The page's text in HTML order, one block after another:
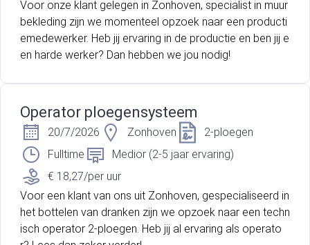
Voor onze klant gelegen in Zonhoven, specialist in muur
bekleding zijn we momenteel opzoek naar een producti
emedewerker. Heb jij ervaring in de productie en ben jij e
en harde werker? Dan hebben we jou nodig!
Operator ploegensysteem
20/7/2026 Zonhoven
2-ploegen
Fulltime
Medior (2-5 jaar ervaring)
€ 18,27/per uur
Voor een klant van ons uit Zonhoven, gespecialiseerd in
het bottelen van dranken zijn we opzoek naar een techn
isch operator 2-ploegen. Heb jij al ervaring als operato